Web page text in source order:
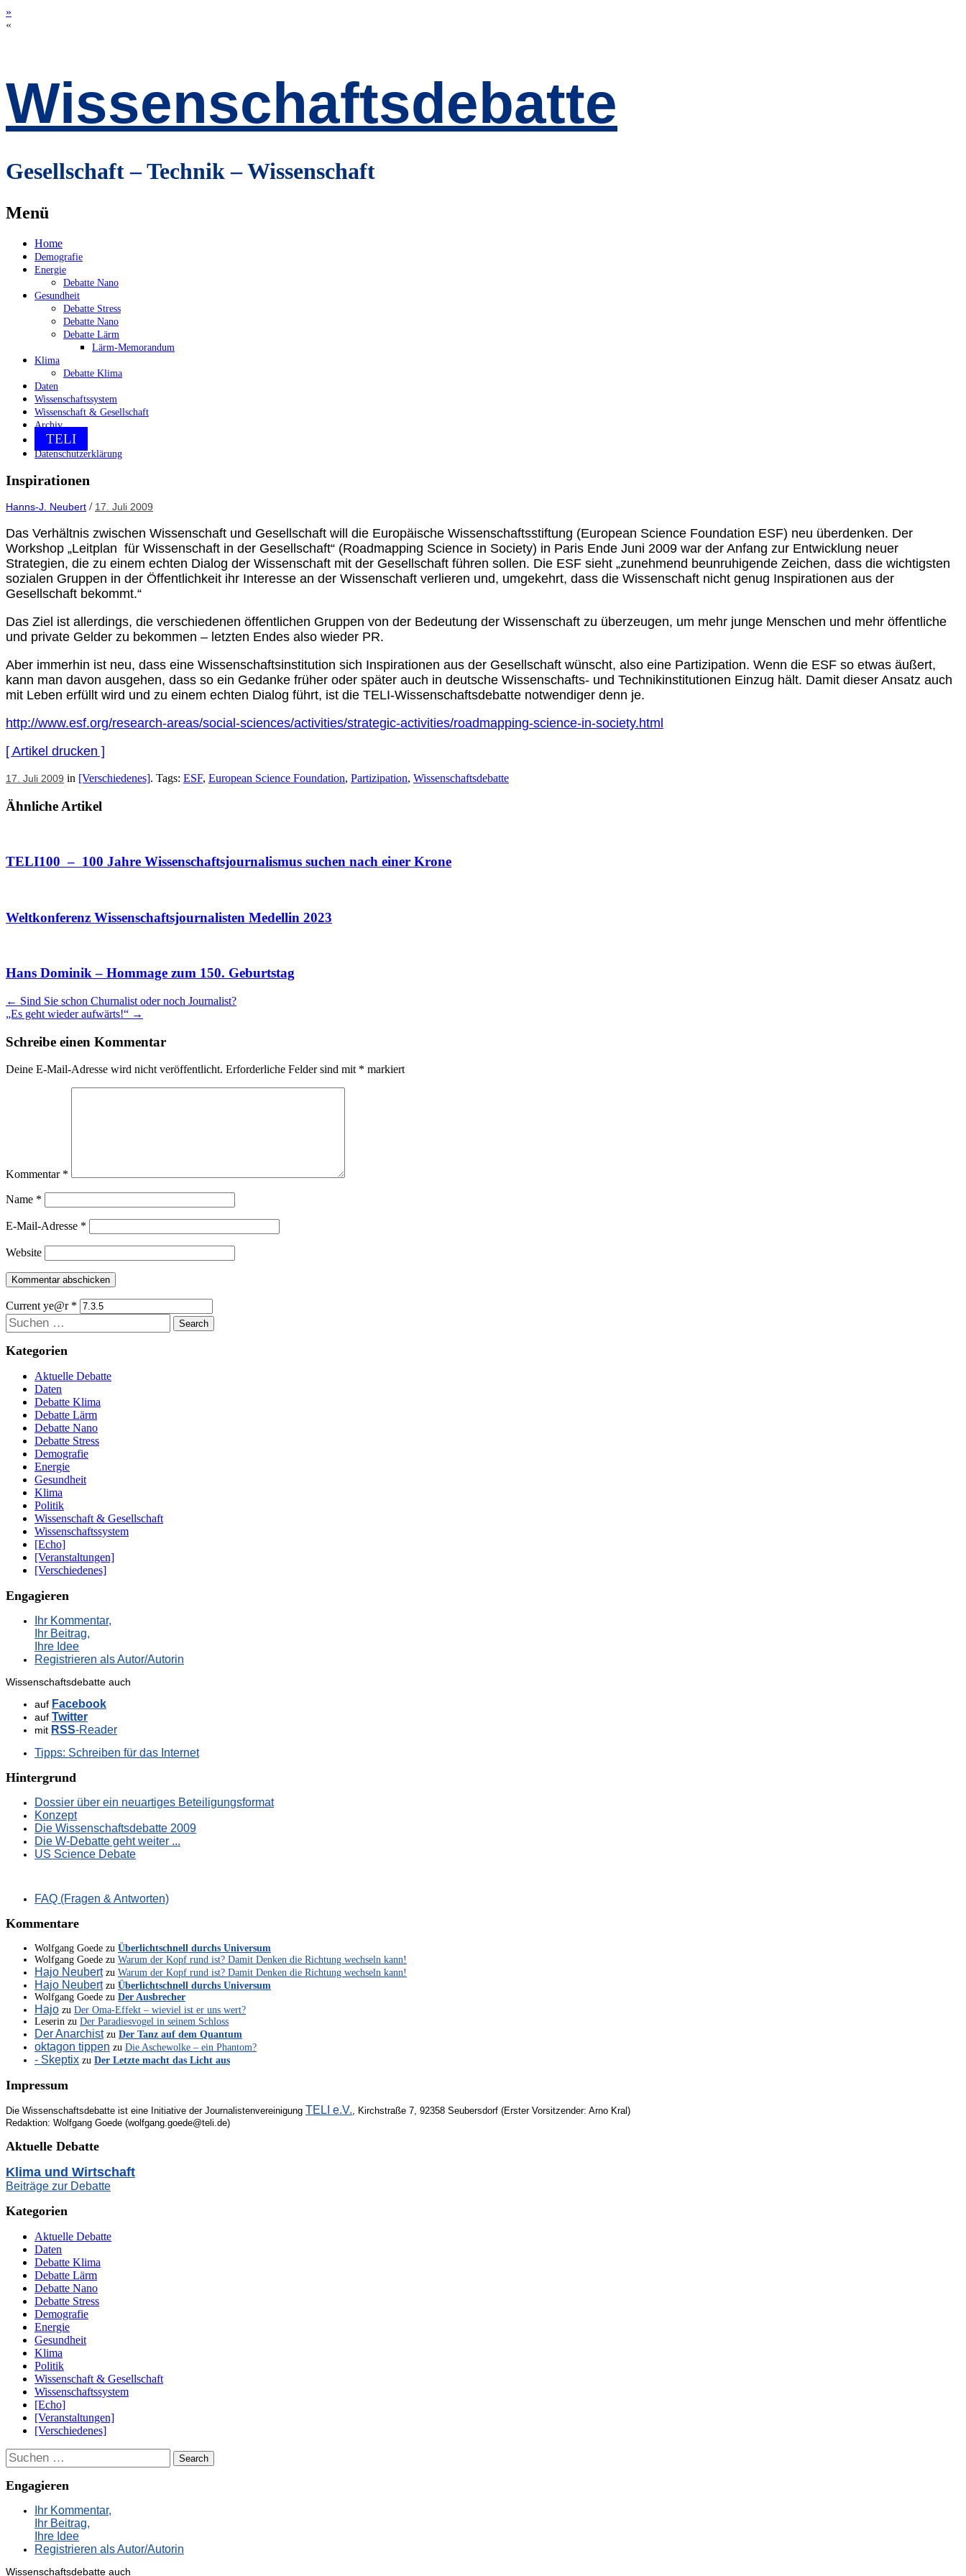
»
«
Wissenschaftsdebatte
Gesellschaft – Technik – Wissenschaft
Menü
Zum
Inhalt
springen
Home
Demografie
Energie
Debatte Nano
Gesundheit
Debatte Stress
Debatte Nano
Debatte Lärm
Lärm-Memorandum
Klima
Debatte Klima
Daten
Wissenschaftssystem
Wissenschaft & Gesellschaft
Archiv
TELI
Datenschutzerklärung
Inspirationen
Hanns-J. Neubert / 17. Juli 2009
Das Verhältnis zwischen Wissenschaft und Gesellschaft will die Europäische Wissenschaftsstiftung (European Science Foundation ESF) neu überdenken. Der
Workshop „Leitplan für Wissenschaft in der Gesellschaft“ (Roadmapping Science in Society) in Paris Ende Juni 2009 war der Anfang zur Entwicklung neuer
Strategien, die zu einem echten Dialog der Wissenschaft mit der Gesellschaft führen sollen. Die ESF sieht „zunehmend beunruhigende Zeichen, dass die wichtigsten
sozialen Gruppen in der Öffentlichkeit ihr Interesse an der Wissenschaft verlieren und, umgekehrt, dass die Wissenschaft nicht genug Inspirationen aus der
Gesellschaft bekommt.“
Das Ziel ist allerdings, die verschiedenen öffentlichen Gruppen von der Bedeutung der Wissenschaft zu überzeugen, um mehr junge Menschen und mehr öffentliche
und private Gelder zu bekommen – letzten Endes also wieder PR.
Aber immerhin ist neu, dass eine Wissenschaftsinstitution sich Inspirationen aus der Gesellschaft wünscht, also eine Partizipation. Wenn die ESF so etwas äußert,
kann man davon ausgehen, dass so ein Gedanke früher oder später auch in deutsche Wissenschafts- und Technikinstitutionen Einzug hält. Damit dieser Ansatz auch
mit Leben erfüllt wird und zu einem echten Dialog führt, ist die TELI-Wissenschaftsdebatte notwendiger denn je.
http://www.esf.org/research-areas/social-sciences/activities/strategic-activities/roadmapping-science-in-society.html
[ Artikel drucken ]
17. Juli 2009 in [Verschiedenes]. Tags: ESF, European Science Foundation, Partizipation, Wissenschaftsdebatte
Ähnliche Artikel
TELI100 – 100 Jahre Wissenschaftsjournalismus suchen nach einer Krone
Weltkonferenz Wissenschaftsjournalisten Medellin 2023
Hans Dominik – Hommage zum 150. Geburtstag
Artikel
Navigation
← Sind Sie schon Churnalist oder noch Journalist?
„Es geht wieder aufwärts!“ →
Schreibe einen Kommentar
Deine E-Mail-Adresse wird nicht veröffentlicht. Erforderliche Felder sind mit * markiert
Kommentar *
Name *
E-Mail-Adresse *
Website
Current ye@r *
Suchen
Kategorien
Aktuelle Debatte
Daten
Debatte Klima
Debatte Lärm
Debatte Nano
Debatte Stress
Demografie
Energie
Gesundheit
Klima
Politik
Wissenschaft & Gesellschaft
Wissenschaftssystem
[Echo]
[Veranstaltungen]
[Verschiedenes]
Engagieren
Ihr Kommentar,
Ihr Beitrag,
Ihre Idee
Registrieren als Autor/Autorin
Wissenschaftsdebatte auch
auf Facebook
auf Twitter
mit RSS-Reader
Tipps: Schreiben für das Internet
Hintergrund
Dossier über ein neuartiges Beteiligungsformat
Konzept
Die Wissenschaftsdebatte 2009
Die W-Debatte geht weiter ...
US Science Debate
FAQ (Fragen & Antworten)
Kommentare
Wolfgang Goede zu Überlichtschnell durchs Universum
Wolfgang Goede zu Warum der Kopf rund ist? Damit Denken die Richtung wechseln kann!
Hajo Neubertzu Warum der Kopf rund ist? Damit Denken die Richtung wechseln kann!
Hajo Neubertzu Überlichtschnell durchs Universum
Wolfgang Goede zu Der Ausbrecher
Hajo zu Der Oma-Effekt – wieviel ist er uns wert?
Leserin zu Der Paradiesvogel in seinem Schloss
Der Anarchistzu Der Tanz auf dem Quantum
oktagon tippen zu Die Aschewolke – ein Phantom?
- Skeptix zu Der Letzte macht das Licht aus
Impressum
Die Wissenschaftsdebatte ist eine Initiative der Journalistenvereinigung TELI e.V., Kirchstraße 7, 92358 Seubersdorf (Erster Vorsitzender: Arno Kral)
Redaktion: Wolfgang Goede (wolfgang.goede@teli.de)
Aktuelle Debatte
Klima und Wirtschaft
Beiträge zur Debatte
Kategorien
Aktuelle Debatte
Daten
Debatte Klima
Debatte Lärm
Debatte Nano
Debatte Stress
Demografie
Energie
Gesundheit
Klima
Politik
Wissenschaft & Gesellschaft
Wissenschaftssystem
[Echo]
[Veranstaltungen]
[Verschiedenes]
Suchen
Engagieren
Ihr Kommentar,
Ihr Beitrag,
Ihre Idee
Registrieren als Autor/Autorin
Wissenschaftsdebatte auch